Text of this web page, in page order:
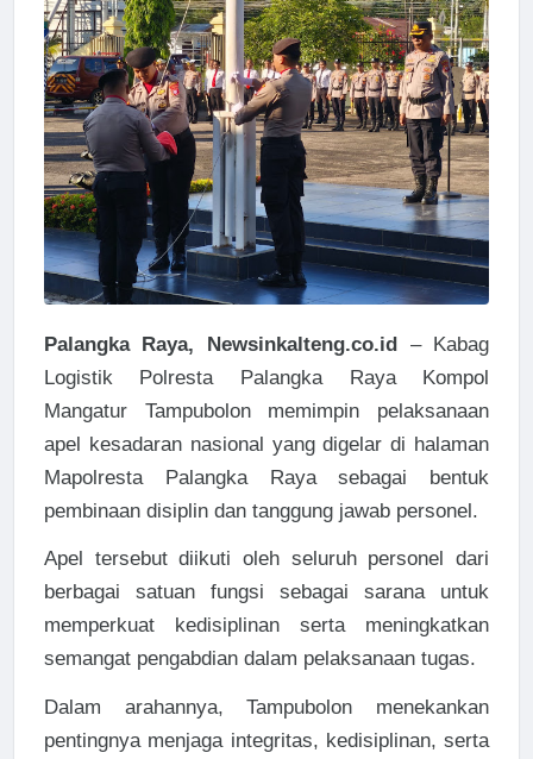
Palangka Raya, Newsinkalteng.co.id – Kabag
Logistik Polresta Palangka Raya Kompol
Mangatur Tampubolon memimpin pelaksanaan
apel kesadaran nasional yang digelar di halaman
Mapolresta Palangka Raya sebagai bentuk
pembinaan disiplin dan tanggung jawab personel.
Apel tersebut diikuti oleh seluruh personel dari
berbagai satuan fungsi sebagai sarana untuk
memperkuat kedisiplinan serta meningkatkan
semangat pengabdian dalam pelaksanaan tugas.
Dalam arahannya, Tampubolon menekankan
pentingnya menjaga integritas, kedisiplinan, serta